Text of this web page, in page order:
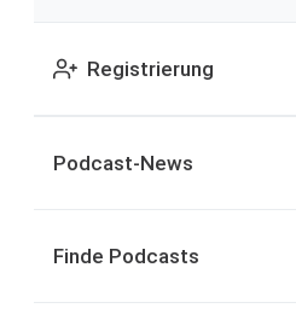
Registrierung
Podcast-News
Finde Podcasts